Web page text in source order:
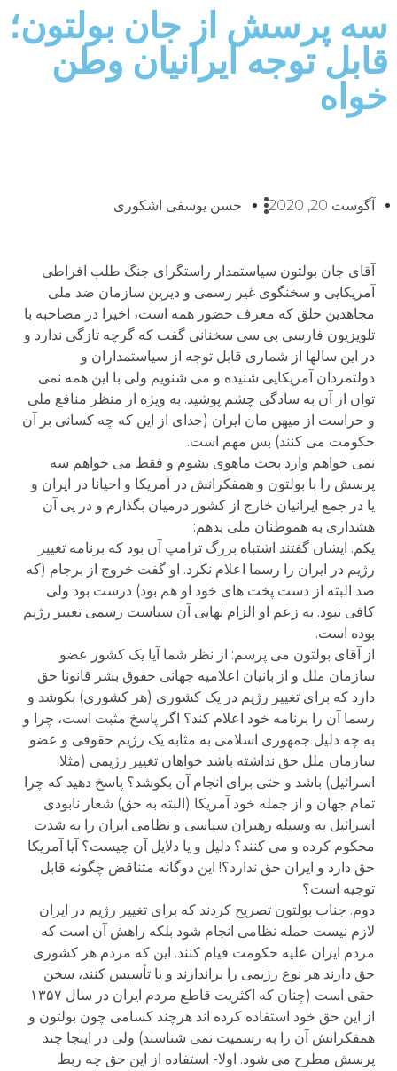
سه پرسش از جان بولتون؛
قابل توجه ایرانیان وطن
خواه
آگوست 20, 2020 حسن یوسفی اشکوری
آقای جان بولتون سیاستمدار راستگرای جنگ طلب افراطی
آمریکایی و سخنگوی غیر رسمی و دیرین سازمان ضد ملی
مجاهدین حلق که معرف حضور همه است، اخیرا در مصاحبه با
تلویزیون فارسی بی سی سخنانی گفت که گرچه تازگی ندارد و
در این سالها از شماری قابل توجه از سیاستمداران و
دولتمردان آمریکایی شنیده و می شنویم ولی با این همه نمی
توان از آن به سادگی چشم پوشید. به ویژه از منظر منافع ملی
و حراست از میهن مان ایران (جدای از این که چه کسانی بر آن
حکومت می کنند) بس مهم است.
نمی خواهم وارد بحث ماهوی بشوم و فقط می خواهم سه
پرسش را با بولتون و همفکرانش در آمریکا و احیانا در ایران و
یا در جمع ایرانیان خارج از کشور درمیان بگذارم و در پی آن
هشداری به هموطنان ملی بدهم:
یکم. ایشان گفتند اشتباه بزرگ ترامپ آن بود که برنامه تغییر
رژیم در ایران را رسما اعلام نکرد. او گفت خروج از برجام (که
صد البته از دست پخت های خود او هم بود) درست بود ولی
کافی نبود. به زعم او الزام نهایی آن سیاست رسمی تغییر رژیم
بوده است.
از آقای بولتون می پرسم: از نظر شما آیا یک کشور عضو
سازمان ملل و از بانیان اعلامیه جهانی حقوق بشر قانونا حق
دارد که برای تغییر رژیم در یک کشوری (هر کشوری) بکوشد و
رسما آن را برنامه خود اعلام کند؟ اگر پاسخ مثبت است، چرا و
به چه دلیل جمهوری اسلامی به مثابه یک رژیم حقوقی و عضو
سازمان ملل حق نداشته باشد خواهان تغییر رژیمی (مثلا
اسرائیل) باشد و حتی برای انجام آن بکوشد؟ پاسخ دهید که چرا
تمام جهان و از جمله خود آمریکا (البته به حق) شعار نابودی
اسرائیل به وسیله رهبران سیاسی و نظامی ایران را به شدت
محکوم کرده و می کنند؟ دلیل و یا دلایل آن چیست؟ آیا آمریکا
حق دارد و ایران حق ندارد؟! این دوگانه متناقض چگونه قابل
توجیه است؟
دوم. جناب بولتون تصریح کردند که برای تغییر رژیم در ایران
لازم نیست حمله نظامی انجام شود بلکه راهش آن است که
مردم ایران علیه حکومت قیام کنند. این که مردم هر کشوری
حق دارند هر نوع رژیمی را براندازند و یا تأسیس کنند، سخن
حقی است (چنان که اکثریت قاطع مردم ایران در سال ۱۳۵۷
از این حق خود استفاده کرده اند هرچند کسامی چون بولتون و
همفکرانش آن را به رسمیت نمی شناسند) ولی در اینجا چند
پرسش مطرح می شود. اولا- استفاده از این حق چه ربط